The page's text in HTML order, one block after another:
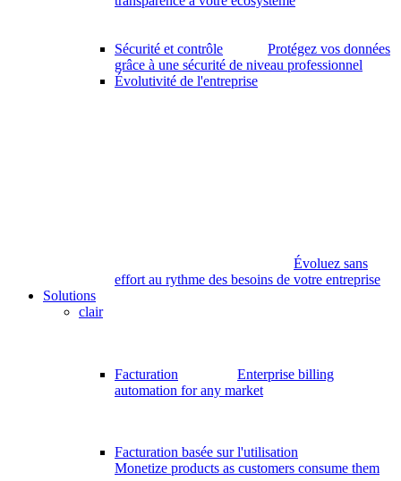
Sécurité et contrôle
Protégez vos données
grâce à une sécurité de niveau professionnel
Évolutivité de l'entreprise
Évoluez sans
effort au rythme des besoins de votre entreprise
Solutions
clair
Facturation
Enterprise billing
automation for any market
Facturation basée sur l'utilisation
Monetize products as customers consume them